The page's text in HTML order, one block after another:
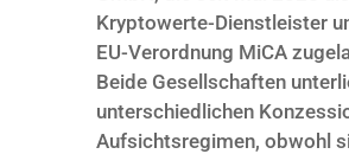
Kryptowerte-Dienstleister
EU-Verordnung MiCA
Beide Gesellschaften
unterschiedlichen
Aufsichtsregimen, obwohl